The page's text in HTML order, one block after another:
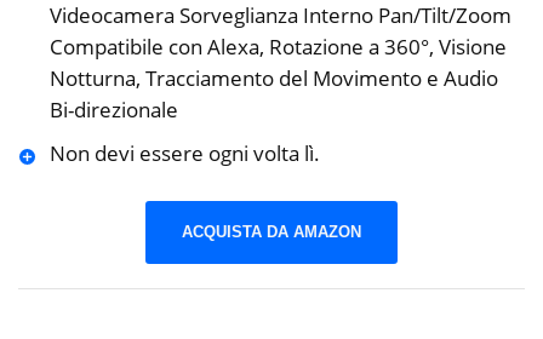
Videocamera Sorveglianza Interno Pan/Tilt/Zoom
Compatibile con Alexa, Rotazione a 360°, Visione
Notturna, Tracciamento del Movimento e Audio
Bi-direzionale
Non devi essere ogni volta lì.
ACQUISTA DA AMAZON